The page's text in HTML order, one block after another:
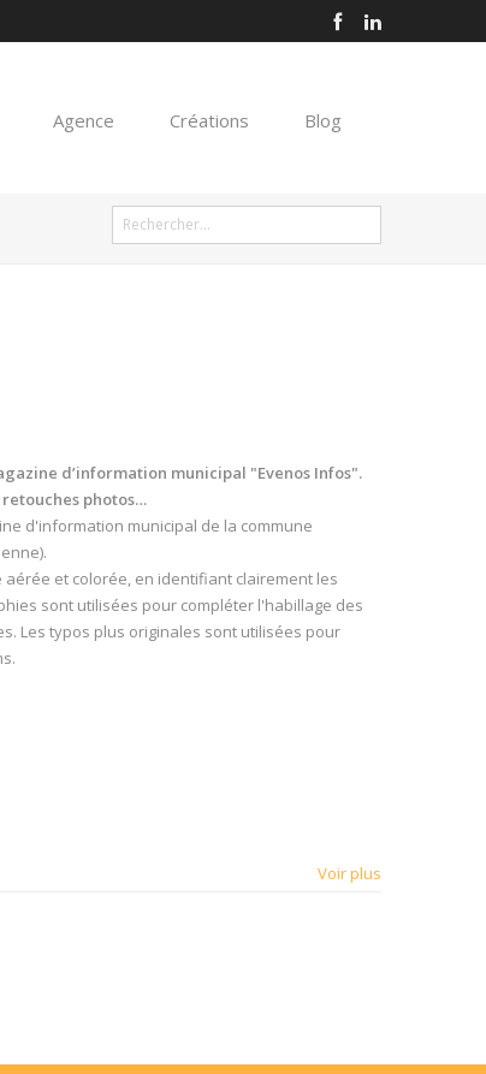
Agence Créations Blog
d’information municipal "Evenos Infos".
photos…
d'information municipal de la commune
et colorée, en identifiant clairement les
sont utilisées pour compléter l'habillage des
Les typos plus originales sont utilisées pour
Voir plus